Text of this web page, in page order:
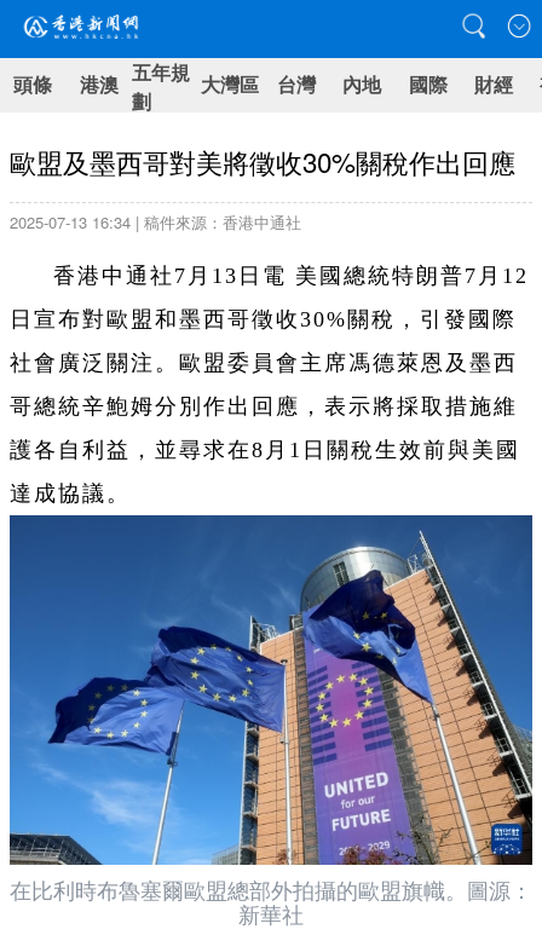
頭條 港澳 五年規
劃
大灣區 台灣 內地 國際 財經
歐盟及墨西哥對美將徵收30%關稅作出回應
2025-07-13 16:34 | 稿件來源：香港中通社
香港中通社7月13日電 美國總統特朗普7月12
日宣布對歐盟和墨西哥徵收30%關稅，引發國際
社會廣泛關注。歐盟委員會主席馮德萊恩及墨西
哥總統辛鮑姆分別作出回應，表示將採取措施維
護各自利益，並尋求在8月1日關稅生效前與美國
達成協議。
在比利時布魯塞爾歐盟總部外拍攝的歐盟旗幟。圖源：
新華社